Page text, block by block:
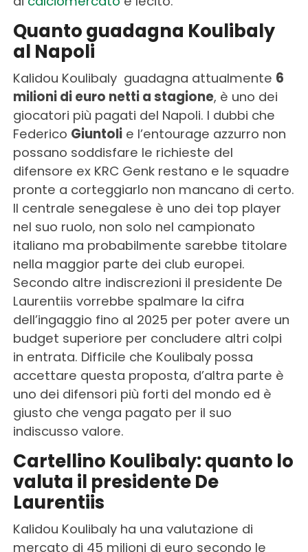
Quanto guadagna Koulibaly
al Napoli
Kalidou Koulibaly guadagna attualmente 6
milioni di euro netti a stagione, è uno dei
giocatori più pagati del Napoli. I dubbi che
Federico Giuntolie l’entourage azzurro non
possano soddisfare le richieste del
difensore ex KRC Genk restano e le squadre
pronte a corteggiarlo non mancano di certo.
Il centrale senegalese è uno dei top player
nel suo ruolo, non solo nel campionato
italiano ma probabilmente sarebbe titolare
nella maggior parte dei club europei.
Secondo altre indiscrezioni il presidente De
Laurentiis vorrebbe spalmare la cifra
dell’ingaggio fino al 2025 per poter avere un
budget superiore per concludere altri colpi
in entrata. Difficile che Koulibaly possa
accettare questa proposta, d’altra parte è
uno dei difensori più forti del mondo ed è
giusto che venga pagato per il suo
indiscusso valore.
Cartellino Koulibaly: quanto lo
valuta il presidente De
Laurentiis
Kalidou Koulibaly ha una valutazione di
mercato di 45 milioni di euro secondo le